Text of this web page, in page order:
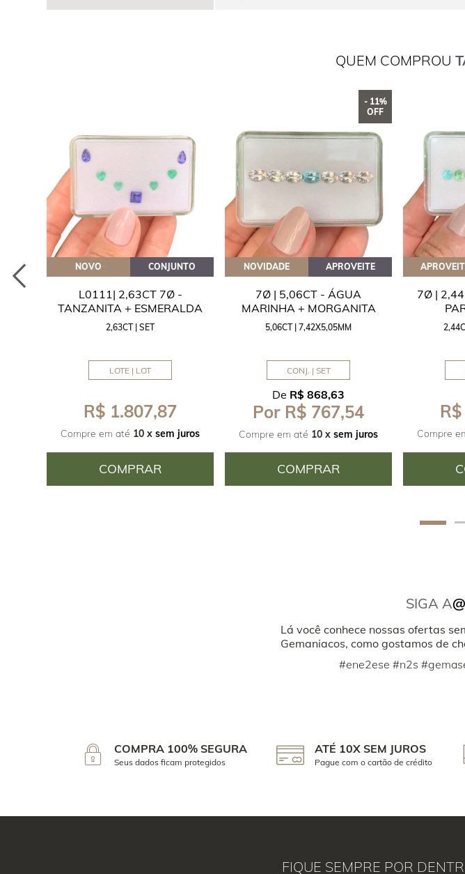
QUEM COMPROU
NOVO CONJUNTO
L0111| 2,63CT 7Ø -
TANZANITA + ESMERALDA
2,63CT | SET
LOTE | LOT
R$ 1.807,87
Compre em até 10 x sem juros
COMPRAR
- 11%
OFF
NOVIDADE APROVEITE
7Ø | 5,06CT - ÁGUA
MARINHA + MORGANITA
5,06CT | 7,42X5,05MM
CONJ. | SET
De R$ 868,63
Por R$ 767,54
Compre em até 10 x sem juros
COMPRAR
7Ø |
Compre
SIGA A
Lá você conhece nossas ofertas
Gemaniacos, como gostamos de
#ene2ese #n2s
COMPRA 100% SEGURA
Seus dados ficam protegidos
ATÉ 10X SEM JUROS
Pague com o cartão de crédito
FIQUE SEMPRE POR